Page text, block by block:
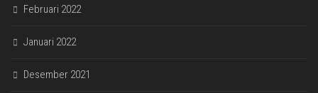
Februari 2022
Januari 2022
Desember 2021